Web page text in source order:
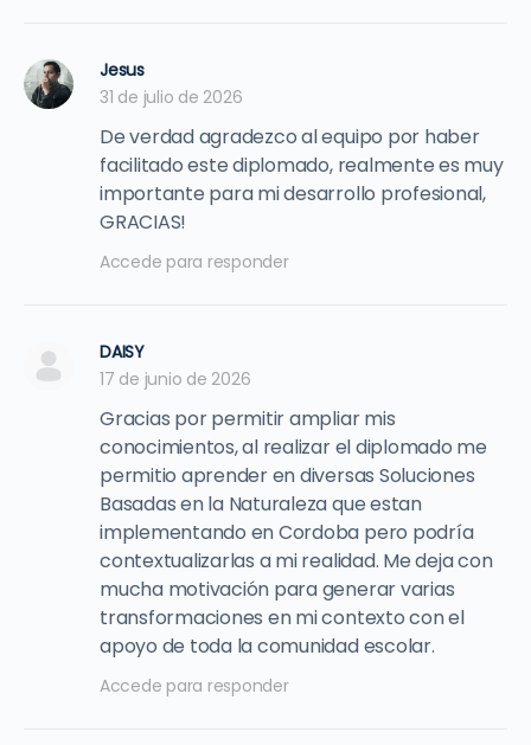
Jesus
31 de julio de 2026
De verdad agradezco al equipo por haber
facilitado este diplomado, realmente es muy
importante para mi desarrollo profesional,
GRACIAS!
Accede para responder
DAISY
17 de junio de 2026
Gracias por permitir ampliar mis
conocimientos, al realizar el diplomado me
permitio aprender en diversas Soluciones
Basadas en la Naturaleza que estan
implementando en Cordoba pero podría
contextualizarlas a mi realidad. Me deja con
mucha motivación para generar varias
transformaciones en mi contexto con el
apoyo de toda la comunidad escolar.
Accede para responder